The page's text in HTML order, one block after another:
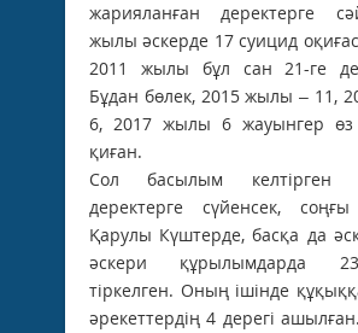
жарияланған деректерге
жылы әскерде 17 суицид
2011 жылы бұл сан 21-ге
Бұдан бөлек, 2015 жылы – 11,
6, 2017 жылы 6 жауынгер өз
қиған.
Сол басылым келтірген
деректерге сүйенсек,
Қарулы Күштерде, басқа да
әскери құрылымдарда
тіркелген. Оның ішінде
әрекеттердің 4 дерегі